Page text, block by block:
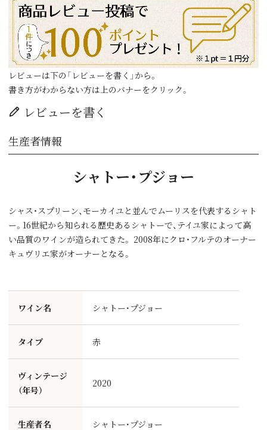
レビューは下の「レビューを書く」から。
書き方がわからない方は上のバナーをクリック。
レビューを書く
生産者情報
シャトー・プジョー
シャス・スプリーン、モーカイユと並んでムーリスを代表するシャト
ー。16世紀から知られる歴史あるシャトーで、テイユ家によって高
い品質のワインが造られてきた。 2008年にクロ・フルテのオーナー
キュヴリエ家がオーナーとなる。
ワイン名 シャトー･プジョー
タイプ 赤
ヴィンテージ
（年号）
2020
生産者名 シャトー･プジョー